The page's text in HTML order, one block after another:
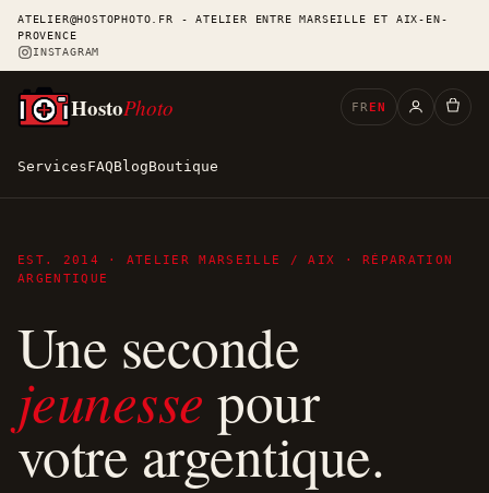
ATELIER@HOSTOPHOTO.FR - ATELIER ENTRE MARSEILLE ET AIX-EN-
PROVENCE
INSTAGRAM
ServicesFAQBlogBoutique
HostoPhoto FR EN
EST. 2014 · ATELIER MARSEILLE / AIX · RÉPARATION
ARGENTIQUE
Une seconde
jeunesse pour
votre argentique.